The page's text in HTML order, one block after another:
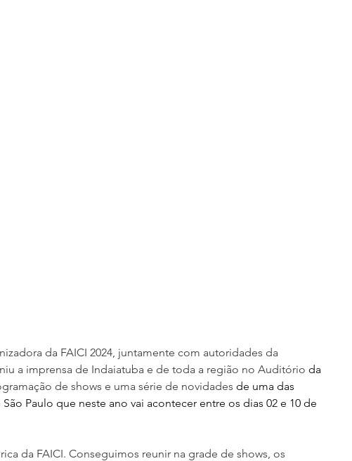
da FAICI 2024, juntamente com autoridades da
a imprensa de Indaiatuba e de toda a região no Auditório da
de shows e uma série de novidades de uma das
Paulo que neste ano vai acontecer entre os dias 02 e 10 de
da FAICI. Conseguimos reunir na grade de shows, os